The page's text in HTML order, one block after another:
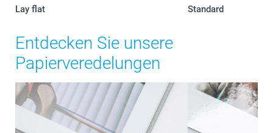
Lay flat Standard
Entdecken Sie unsere
Papierveredelungen